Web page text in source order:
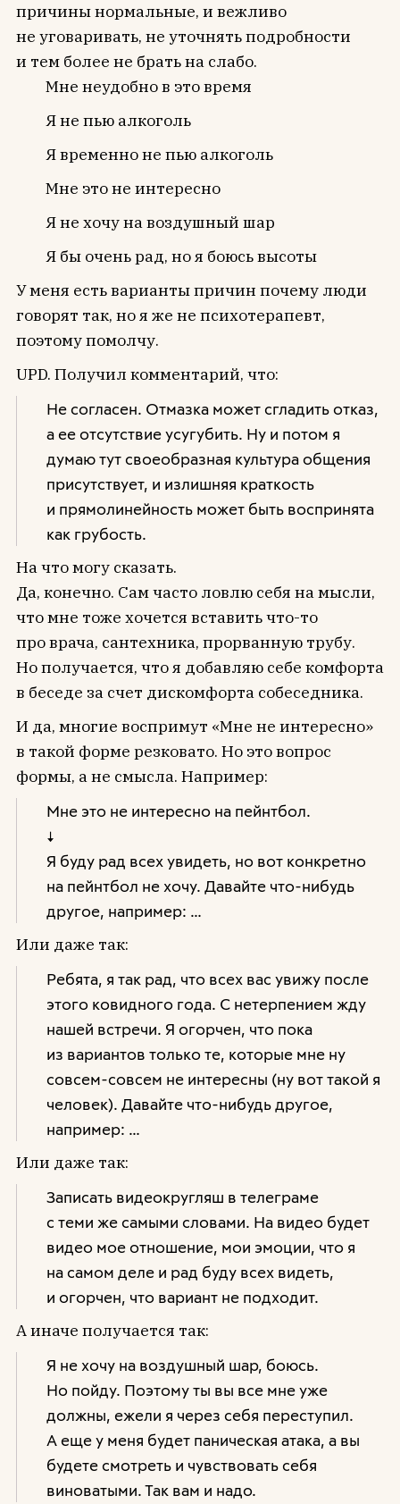
причины нормальные, и вежливо
не уговаривать, не уточнять подробности
и тем более не брать на слабо.
Мне неудобно в это время
Я не пью алкоголь
Я временно не пью алкоголь
Мне это не интересно
Я не хочу на воздушный шар
Я бы очень рад, но я боюсь высоты
У меня есть варианты причин почему люди
говорят так, но я же не психотерапевт,
поэтому помолчу.
UPD. Получил комментарий, что:
Не согласен. Отмазка может сгладить отказ,
а ее отсутствие усугубить. Ну и потом я
думаю тут своеобразная культура общения
присутствует, и излишняя краткость
и прямолинейность может быть воспринята
как грубость.
На что могу сказать.
Да, конечно. Сам часто ловлю себя на мысли,
что мне тоже хочется вставить что-то
про врача, сантехника, прорванную трубу.
Но получается, что я добавляю себе комфорта
в беседе за счет дискомфорта собеседника.
И да, многие воспримут «Мне не интересно»
в такой форме резковато. Но это вопрос
формы, а не смысла. Например:
Мне это не интересно на пейнтбол.
↓
Я буду рад всех увидеть, но вот конкретно
на пейнтбол не хочу. Давайте что-нибудь
другое, например: …
Или даже так:
Ребята, я так рад, что всех вас увижу после
этого ковидного года. С нетерпением жду
нашей встречи. Я огорчен, что пока
из вариантов только те, которые мне ну
совсем-совсем не интересны (ну вот такой я
человек). Давайте что-нибудь другое,
например: …
Или даже так:
Записать видеокругляш в телеграме
с теми же самыми словами. На видео будет
видео мое отношение, мои эмоции, что я
на самом деле и рад буду всех видеть,
и огорчен, что вариант не подходит.
А иначе получается так:
Я не хочу на воздушный шар, боюсь.
Но пойду. Поэтому ты вы все мне уже
должны, ежели я через себя переступил.
А еще у меня будет паническая атака, а вы
будете смотреть и чувствовать себя
виноватыми. Так вам и надо.